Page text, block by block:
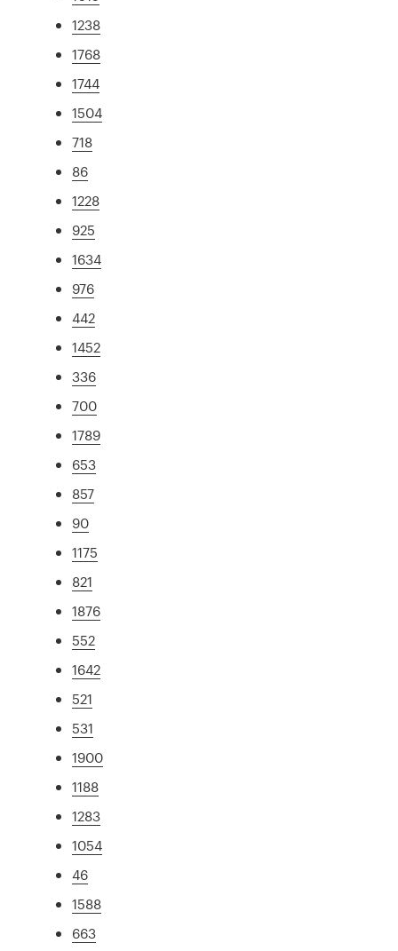
1238
1768
1744
1504
718
86
1228
925
1634
976
442
1452
336
700
1789
653
857
90
1175
821
1876
552
1642
521
531
1900
1188
1283
1054
46
1588
663